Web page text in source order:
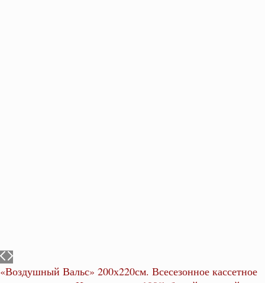
«Воздушный Вальс» 200х220см. Всесезонное кассетное